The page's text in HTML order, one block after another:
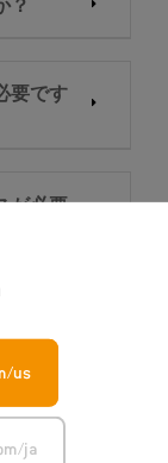
us
ja
？
要です
が必要